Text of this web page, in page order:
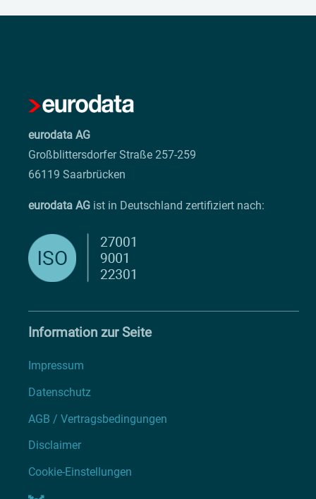
eurodata AG
Großblittersdorfer Straße 257-259
66119 Saarbrücken
eurodata AG ist in Deutschland zertifiziert nach:
Information zur Seite
Impressum
Datenschutz
AGB / Vertragsbedingungen
Disclaimer
Cookie-Einstellungen